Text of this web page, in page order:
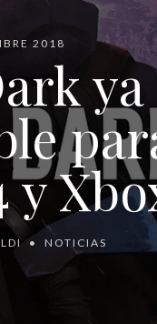
2018
ya
y
NOTICIAS